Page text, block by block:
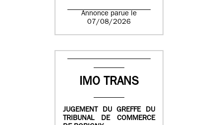
Annonce parue le
07/08/2026
IMO TRANS
JUGEMENT DU GREFFE DU
TRIBUNAL DE COMMERCE